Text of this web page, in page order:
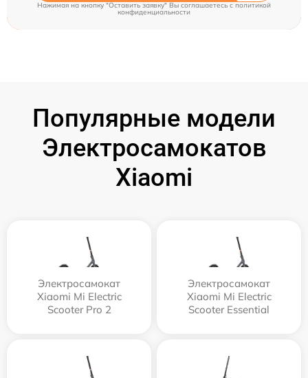
Нажимая на кнопку "Оставить заявку" Вы соглашаетесь cполитикой
конфиденциальности
Популярные модели
Электросамокатов
Xiaomi
Электросамокат
Xiaomi Mi Electric
Scooter Pro 2
Электросамокат
Xiaomi Mi Electric
Scooter Essential